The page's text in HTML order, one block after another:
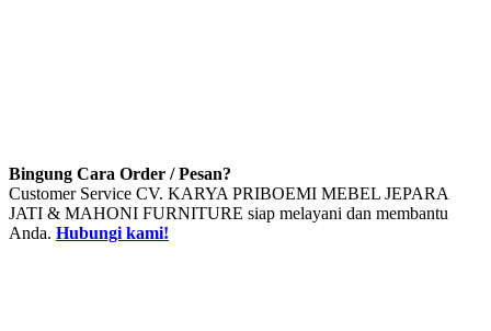
Bingung Cara Order / Pesan?
Customer Service CV. KARYA PRIBOEMI MEBEL JEPARA
JATI & MAHONI FURNITURE siap melayani dan membantu
Anda. Hubungi kami!